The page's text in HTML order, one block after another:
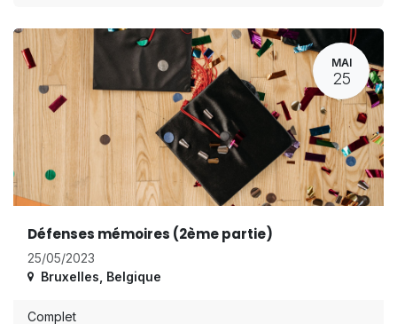
MAI
25
Défenses mémoires (2ème partie)
25/05/2023
Bruxelles Belgique
Complet